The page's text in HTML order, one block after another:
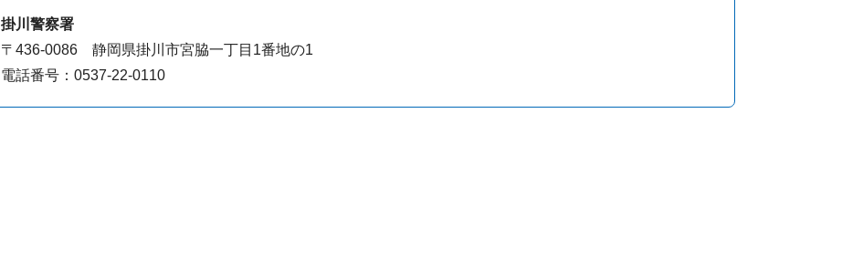
掛川警察署
〒436-0086 静岡県掛川市宮脇一丁目1番地の1
電話番号：0537-22-0110